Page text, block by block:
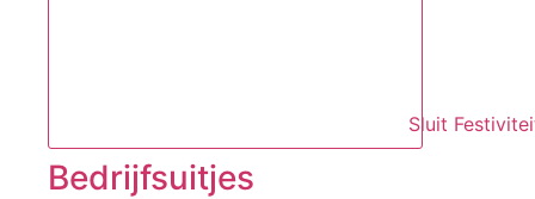
Sluit
Bedrijfsuitjes